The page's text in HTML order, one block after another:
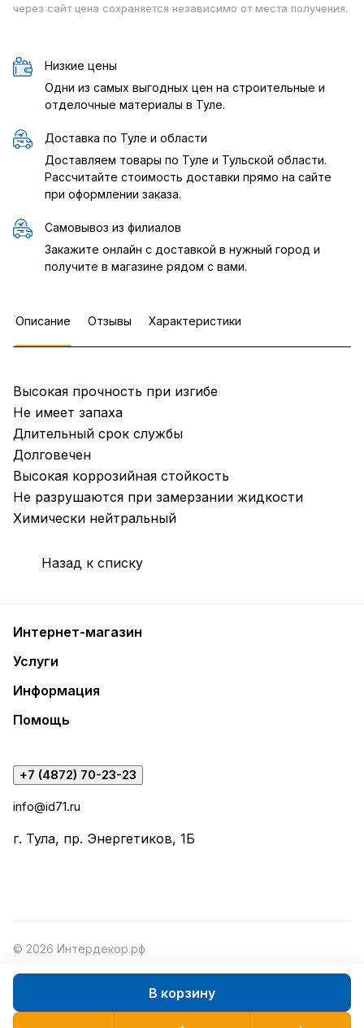
В корзину
через сайт цена сохраняется независимо от места получения.
Низкие цены
Одни из самых выгодных цен на строительные и
отделочные материалы в Туле.
Доставка по Туле и области
Доставляем товары по Туле и Тульской области.
Рассчитайте стоимость доставки прямо на сайте
при оформлении заказа.
Самовывоз из филиалов
Закажите онлайн с доставкой в нужный город и
получите в магазине рядом с вами.
Описание Отзывы Характеристики
Высокая прочность при изгибе
Не имеет запаха
Длительный срок службы
Долговечен
Высокая коррозийная стойкость
Не разрушаются при замерзании жидкости
Химически нейтральный
Назад к списку
Интернет-магазин
Услуги
Информация
Помощь
+7 (4872) 70-23-23
info@id71.ru
г. Тула, пр. Энергетиков, 1Б
© 2026 Интердекор.рф